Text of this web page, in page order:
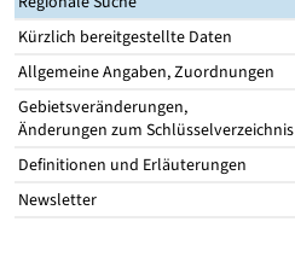
Kürzlich bereitgestellte Daten
Allgemeine Angaben, Zuordnungen
Gebietsveränderungen,
Änderungen zum Schlüsselverzeichnis
Definitionen und Erläuterungen
Newsletter